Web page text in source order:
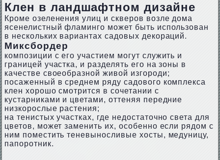
Клен в ландшафтном дизайне
Кроме озеленения улиц и скверов возле дома
ясенелистный фламинго может быть использован
в нескольких вариантах садовых декораций.
Миксбордер
композиции с его участием могут служить и
границей участка, и разделять его на зоны в
качестве своеобразной живой изгороди;
посаженный в среднем ряду садового комплекса
клен хорошо смотрится в сочетании с
кустарниками и цветами, оттеняя передние
низкорослые растения;
на тенистых участках, где недостаточно света для
цветов, может заменить их, особенно если рядом с
ним поместить теневыносливые хосты, медуницу,
папоротник.